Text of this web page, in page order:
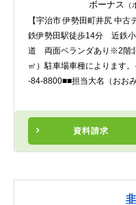
ボーナス （
資料請求
【宇治市 伊勢田町井尻 中
鉄伊勢田駅徒歩14分 近鉄
道 両面ベランダあり※2階
㎡）駐車場車種によります
-84-8800■■担当大名（おお